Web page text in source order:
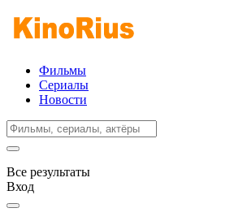
Фильмы
Сериалы
Новости
Все результаты
Вход